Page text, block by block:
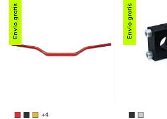
Envío gratis
+4
Envío gratis